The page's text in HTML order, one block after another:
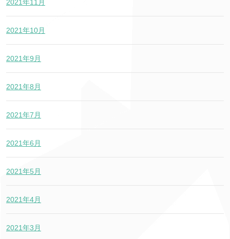
2021年11月
2021年10月
2021年9月
2021年8月
2021年7月
2021年6月
2021年5月
2021年4月
2021年3月